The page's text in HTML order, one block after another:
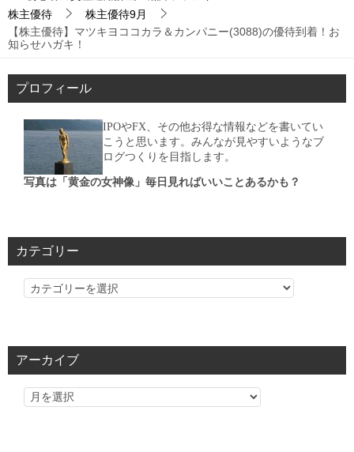
株主優待
株主優待9月
【株主優待】マツキヨココカラ＆カンパニー(3088)の優待到着！お
知らせハガキ！
プロフィール
IPOやFX、その他お得な情報などを書いてい
こうと思います。みんなが見やすいようなブ
ログつくりを目指します。
写真は「黄金の女神像」毎日見ればいいことあるかも？
カテゴリー
カ
リ
アーカイブ